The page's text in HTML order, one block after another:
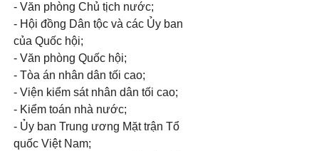
- Văn phòng Chủ tịch nước;
- Hội đồng Dân tộc và các Ủy ban
của Quốc hội;
- Văn phòng Quốc hội;
- Tòa án nhân dân tối cao;
- Viện kiểm sát nhân dân tối cao;
- Kiểm toán nhà nước;
- Ủy ban Trung ương Mặt trận Tổ
quốc Việt Nam;